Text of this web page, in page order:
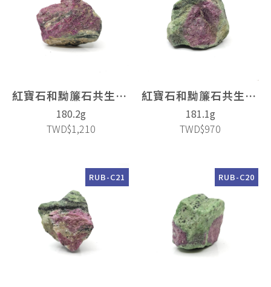
紅寶石和黝簾石共生(Ruby)
180.2g
TWD$1,210
紅寶石和黝簾石共生(Ruby)
181.1g
TWD$970
RUB-C21 RUB-C20